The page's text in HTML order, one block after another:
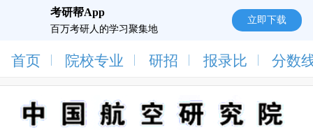
考研帮App
百万考研人的学习聚集地
立即下载
首页 院校专业 研招 报录比 分数